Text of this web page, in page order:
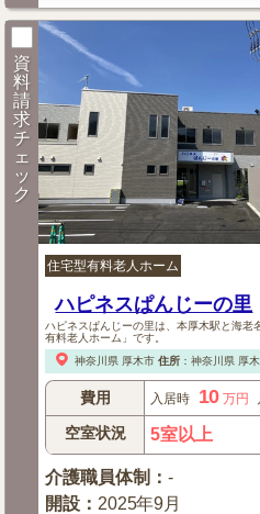
資
料
請
求
チ
ェ
ッ
ク
住宅型有料老人ホーム
ハピネスぱんじーの里
ハピネスぱんじーの里は、本厚木駅と海
有料老人ホーム」です。
神奈川県 厚木市 住所： 神奈川県 厚
費用 入居時 10 万円
空室状況 5室以上
介護職員体制 ：-
開設 ： 2025年9月